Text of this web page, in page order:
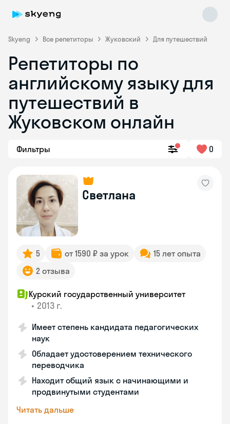
Skyeng Все репетиторы Жуковский Для путешествий
Репетиторы по
английскому языку для
путешествий в
Жуковском онлайн
Фильтры 0
Светлана
5 от 1590 ₽ за урок
15 лет опыта
2 отзыва
Курский государственный университет
• 2013 г.
Имеет степень кандидата педагогических
наук
Обладает удостоверением технического
переводчика
Находит общий язык с начинающими и
продвинутыми студентами
Читать дальше